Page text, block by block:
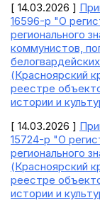
[ 14.03.2026 ]
16596-р "О
регионального
коммунистов,
(Красноярский
реестре
истории и
[ 14.03.2026 ]
15724-р "О
регионального
(Красноярский
реестре
истории и